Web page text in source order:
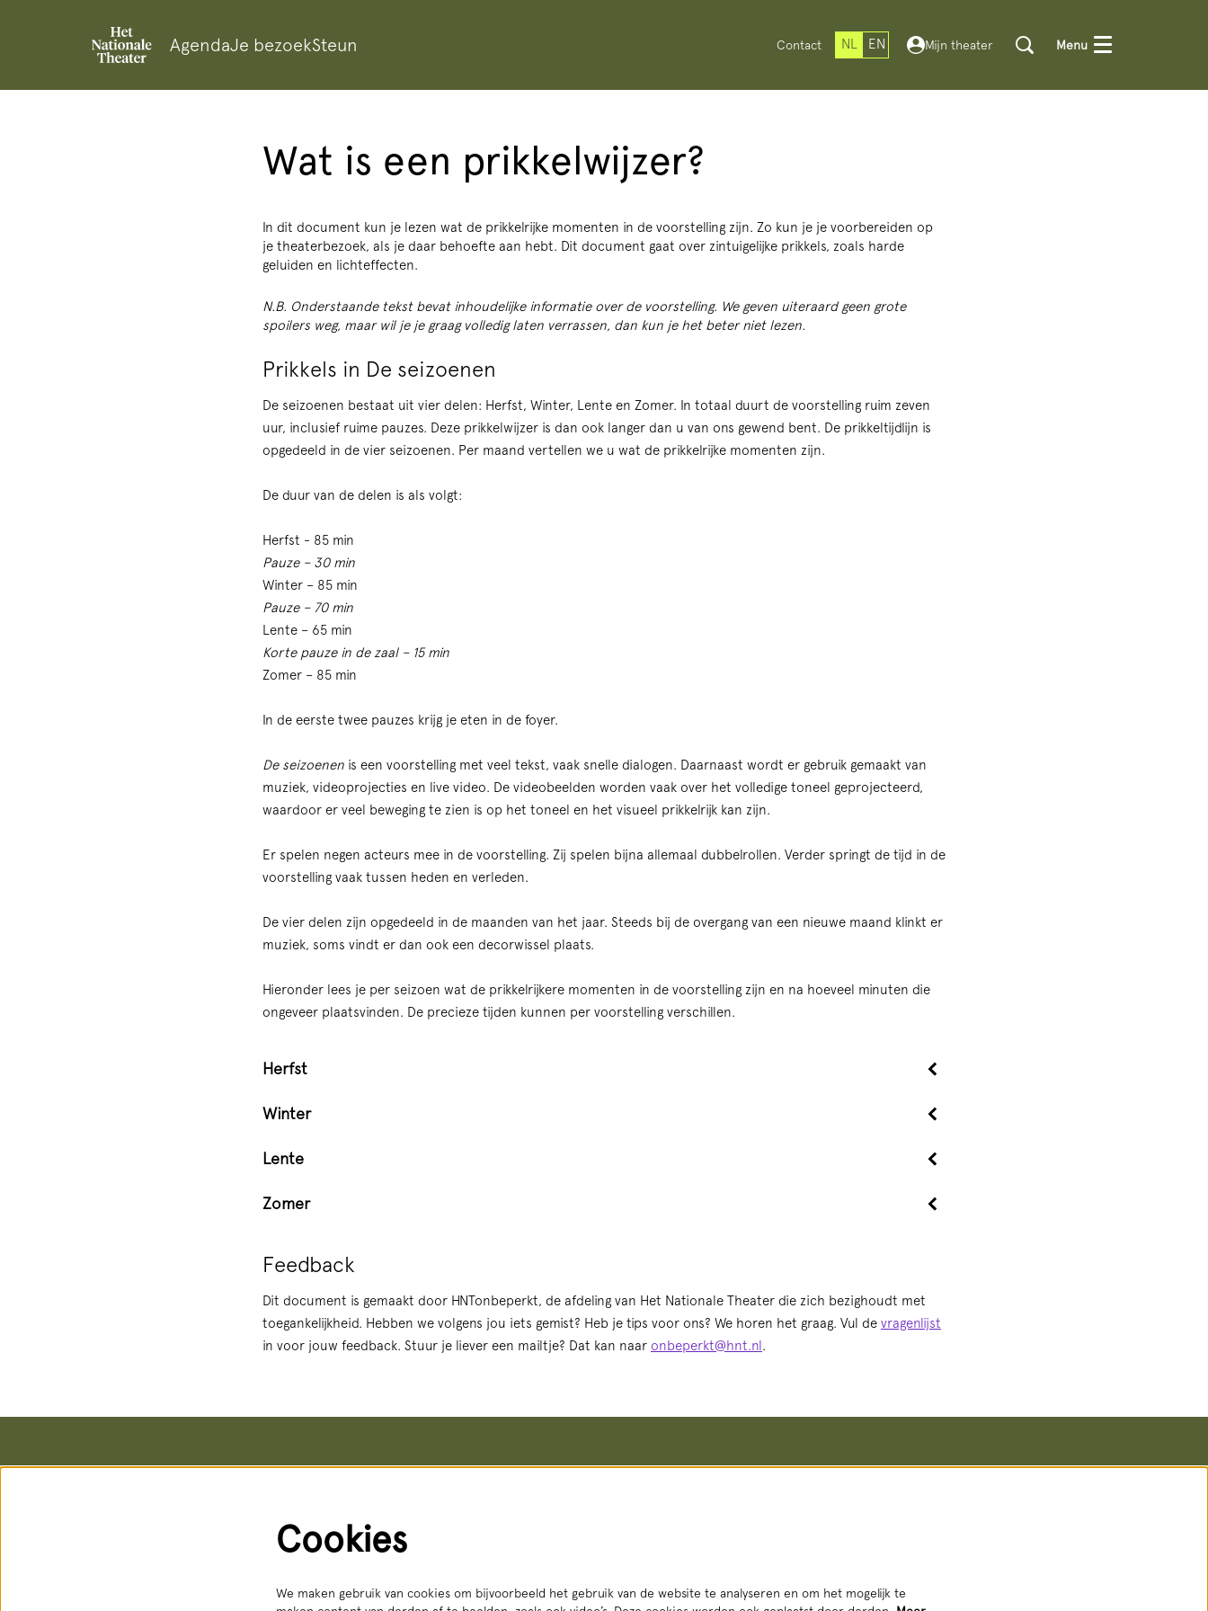
AgendaJe bezoekSteun Contact NL EN Mijn theater Menu
Wat is een prikkelwijzer?
In dit document kun je lezen wat de prikkelrijke momenten in de voorstelling zijn. Zo kun je je voorbereiden op
je theaterbezoek, als je daar behoefte aan hebt. Dit document gaat over zintuigelijke prikkels, zoals harde
geluiden en lichteffecten.
N.B. Onderstaande tekst bevat inhoudelijke informatie over de voorstelling. We geven uiteraard geen grote
spoilers weg, maar wil je je graag volledig laten verrassen, dan kun je het beter niet lezen.
Prikkels in De seizoenen
De seizoenen bestaat uit vier delen: Herfst, Winter, Lente en Zomer. In totaal duurt de voorstelling ruim zeven
uur, inclusief ruime pauzes. Deze prikkelwijzer is dan ook langer dan u van ons gewend bent. De prikkeltijdlijn is
opgedeeld in de vier seizoenen. Per maand vertellen we u wat de prikkelrijke momenten zijn.
De duur van de delen is als volgt:
Herfst - 85 min
Pauze – 30 min
Winter – 85 min
Pauze – 70 min
Lente – 65 min
Korte pauze in de zaal – 15 min
Zomer – 85 min
In de eerste twee pauzes krijg je eten in de foyer.
De seizoenen is een voorstelling met veel tekst, vaak snelle dialogen. Daarnaast wordt er gebruik gemaakt van
muziek, videoprojecties en live video. De videobeelden worden vaak over het volledige toneel geprojecteerd,
waardoor er veel beweging te zien is op het toneel en het visueel prikkelrijk kan zijn.
Er spelen negen acteurs mee in de voorstelling. Zij spelen bijna allemaal dubbelrollen. Verder springt de tijd in de
voorstelling vaak tussen heden en verleden.
De vier delen zijn opgedeeld in de maanden van het jaar. Steeds bij de overgang van een nieuwe maand klinkt er
muziek, soms vindt er dan ook een decorwissel plaats.
Hieronder lees je per seizoen wat de prikkelrijkere momenten in de voorstelling zijn en na hoeveel minuten die
ongeveer plaatsvinden. De precieze tijden kunnen per voorstelling verschillen.
Herfst
Winter
Lente
Zomer
Feedback
Dit document is gemaakt door HNTonbeperkt, de afdeling van Het Nationale Theater die zich bezighoudt met
toegankelijkheid. Hebben we volgens jou iets gemist? Heb je tips voor ons? We horen het graag. Vul de vragenlijst
in voor jouw feedback. Stuur je liever een mailtje? Dat kan naar onbeperkt@hnt.nl .
Geopend: di t/m vr 14:00 - 18:00 uur
088 356 53 56
service@hnt.nl
Cookies
We maken gebruik van cookies om bijvoorbeeld het gebruik van de website te analyseren en om het mogelijk te